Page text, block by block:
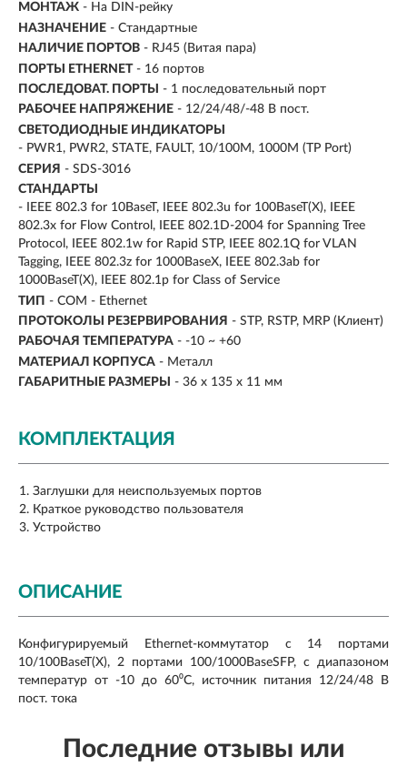
МОНТАЖ - На DIN-рейку
НАЗНАЧЕНИЕ - Стандартные
НАЛИЧИЕ ПОРТОВ - RJ45 (Витая пара)
ПОРТЫ ETHERNET - 16 портов
ПОСЛЕДОВАТ. ПОРТЫ
- 1 последовательный порт
РАБОЧЕЕ НАПРЯЖЕНИЕ - 12/24/48/-48 В пост.
СВЕТОДИОДНЫЕ ИНДИКАТОРЫ
- PWR1, PWR2, STATE, FAULT, 10/100M, 1000M (TP Port)
СЕРИЯ - SDS-3016
СТАНДАРТЫ
- IEEE 802.3 for 10BaseT, IEEE 802.3u for 100BaseT(X), IEEE
802.3x for Flow Control, IEEE 802.1D-2004 for Spanning Tree
Protocol, IEEE 802.1w for Rapid STP, IEEE 802.1Q for VLAN
Tagging, IEEE 802.3z for 1000BaseX, IEEE 802.3ab for
1000BaseT(X), IEEE 802.1p for Class of Service
ТИП - COM - Ethernet
ПРОТОКОЛЫ РЕЗЕРВИРОВАНИЯ - STP, RSTP, MRP (Клиент)
РАБОЧАЯ ТЕМПЕРАТУРА - -10 ~ +60
МАТЕРИАЛ КОРПУСА - Металл
ГАБАРИТНЫЕ РАЗМЕРЫ
- 36 x 135 x 11 мм
КОМПЛЕКТАЦИЯ
Заглушки для неиспользуемых портов
Краткое руководство пользователя
Устройство
ОПИСАНИЕ
Конфигурируемый Ethernet-коммутатор с 14 портами
10/100BaseT(X), 2 портами 100/1000BaseSFP, с диапазоном
температур от -10 до 60⁰C, источник питания 12/24/48 В
пост. тока
Последние отзывы или